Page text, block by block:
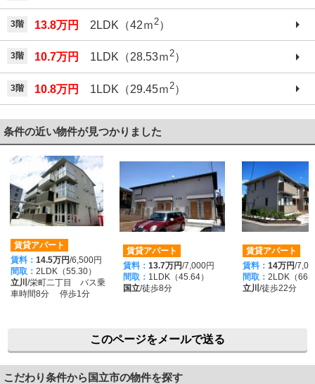
3階 13.8万円 2LDK（42ｍ 2）
3階 10.7万円 1LDK（28.53ｍ2）
3階 10.8万円 1LDK（29.45ｍ 2）
条件の近い物件が見つかりました
賃貸アパート
賃料： 14.5万円/6,500円
間取： 2LDK（55.30）
立川 /栄町二丁目 バス乗
車時間8分 停歩1分
賃貸アパート
賃料： 13.7万円/7,000円
間取： 1LDK（45.64）
国立/徒歩8分
賃貸アパート
賃料： 14万円/
間取： 2LDK（
立川 /徒歩22分
このページをメールで送る
こだわり条件から国立市の物件を探す